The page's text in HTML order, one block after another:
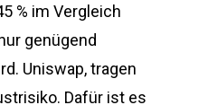
% im Vergleich
genügend
Uniswap, tragen
Dafür ist es